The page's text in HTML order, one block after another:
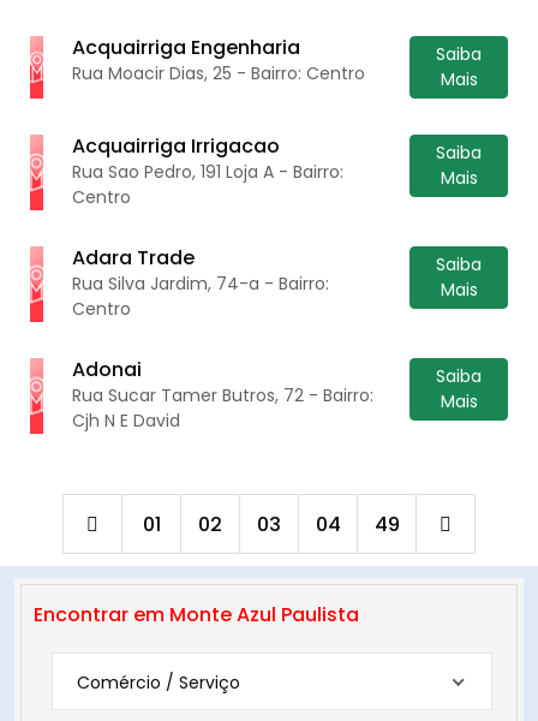
Acquairriga Engenharia
Rua Moacir Dias, 25 - Bairro: Centro
Saiba
Mais
Acquairriga Irrigacao
Rua Sao Pedro, 191 Loja A - Bairro:
Centro
Saiba
Mais
Adara Trade
Rua Silva Jardim, 74-a - Bairro:
Centro
Saiba
Mais
Adonai
Rua Sucar Tamer Butros, 72 - Bairro:
Cjh N E David
Saiba
Mais
01 02 03 04 49
Encontrar em Monte Azul Paulista
Comércio / Serviço